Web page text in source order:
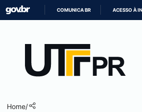
CONTEÚDO
COMUNICA BR ACESSO À
Home/